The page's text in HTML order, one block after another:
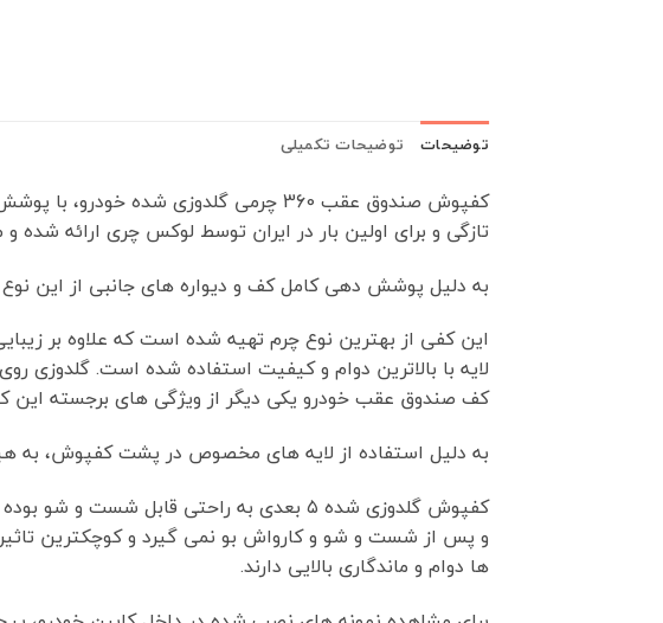
توضیحات توضیحات تکمیلی
کفپوش صندوق عقب 360 چرمی گلدوزی
تازگی و برای اولین بار در ایران توسط لوکس چری ارائه شده
به دلیل پوشش دهی کامل کف و دیواره های جانبی از این نوع کفپوش با
این کفی از بهترین نوع چرم تهیه شده است که علاوه بر
لایه با بالاترین دوام و کیفیت استفاده شده است. گلدوزی
کف صندوق عقب خودرو یکی دیگر از ویژگی های برجسته
به دلیل استفاده از لایه های مخصوص در پشت کفپوش، به
کفپوش گلدوزی شده ۵ بعدی به راحتی
و پس از شست و شو و کارواش بو نمی گیرد و کوچکترین
ها دوام و ماندگاری بالایی دارند.